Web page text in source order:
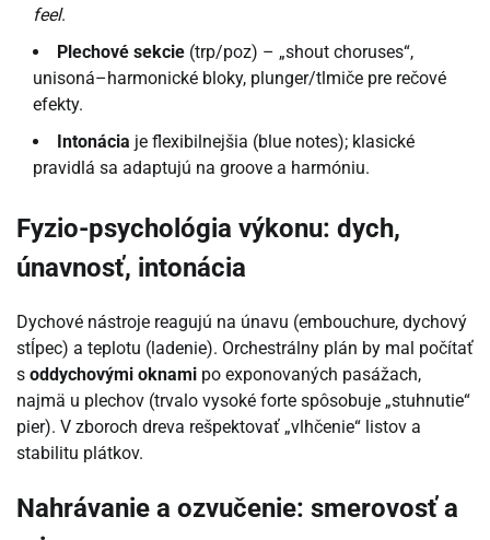
feel.
Plechové sekcie (trp/poz) – „shout choruses“,
unisoná–harmonické bloky, plunger/tlmiče pre rečové
efekty.
Intonácia je flexibilnejšia (blue notes); klasické
pravidlá sa adaptujú na groove a harmóniu.
Fyzio-psychológia výkonu: dych,
únavnosť, intonácia
Dychové nástroje reagujú na únavu (embouchure, dychový
stĺpec) a teplotu (ladenie). Orchestrálny plán by mal počítať
s oddychovými oknami po exponovaných pasážach,
najmä u plechov (trvalo vysoké forte spôsobuje „stuhnutie“
pier). V zboroch dreva rešpektovať „vlhčenie“ listov a
stabilitu plátkov.
Nahrávanie a ozvučenie: smerovosť a